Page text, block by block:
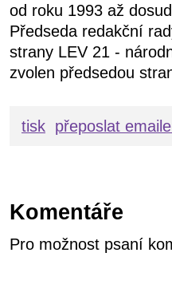
od roku 1993 až
Předseda redakční
strany LEV 21 -
zvolen předsedou
tisk přeposlat
Komentáře
Pro možnost psaní